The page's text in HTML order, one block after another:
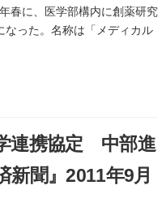
に、医学部構内に創薬研究
なった。名称は「メディカル
連携協定 中部進
新聞』2011年9月